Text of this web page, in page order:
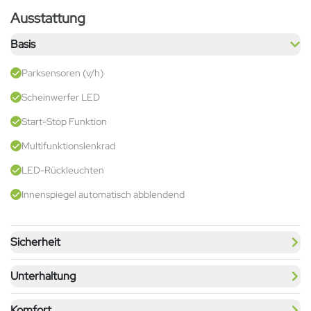
Ausstattung
Basis
Parksensoren (v/h)
Scheinwerfer LED
Start-Stop Funktion
Multifunktionslenkrad
LED-Rückleuchten
Innenspiegel automatisch abblendend
Sicherheit
Unterhaltung